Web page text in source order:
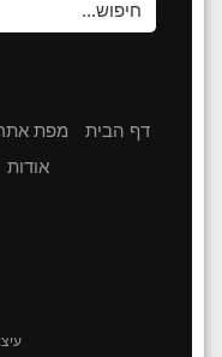
דף הבית מפת
אודות